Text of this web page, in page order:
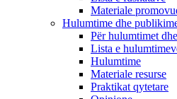
Materiale
Hulumtime dhe
Për hulumtimet
Lista e
Hulumtime
Materiale resurse
Praktikat qytetare